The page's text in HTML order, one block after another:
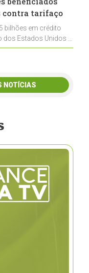
contra tarifaço
bilhões em crédito
Estados Unidos e
NOTÍCIAS